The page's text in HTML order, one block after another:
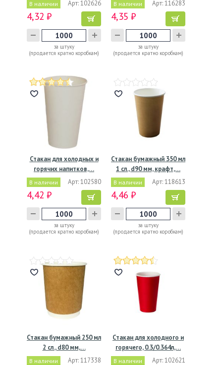
В наличии Арт: 102626
4,32 ₽
за штуку
(продается кратно коробкам)
В наличии Арт: 116283
4,35 ₽
за штуку
(продается кратно коробкам)
Стакан для холодных и
горячих напитков,…
В наличии Арт: 102580
4,42 ₽
за штуку
(продается кратно коробкам)
Стакан бумажный 350 мл
1 сл., d90 мм, крафт,…
В наличии Арт: 118613
4,46 ₽
за штуку
(продается кратно коробкам)
Стакан бумажный 250 мл
2 сл., d80 мм,…
В наличии Арт: 117338
Стакан для холодного и
горячего, 0.3/0.364л,…
В наличии Арт: 102621